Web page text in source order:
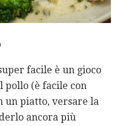
facile è un gioco
pollo (è facile con
un piatto, versare la
ancora più